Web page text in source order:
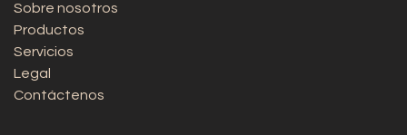
Sobre nosotros
Productos
Servicios
Legal
Contáctenos